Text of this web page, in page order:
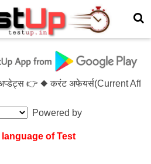
👉 ◆ करंट अफेयर्स(Current
Powered by
of Test